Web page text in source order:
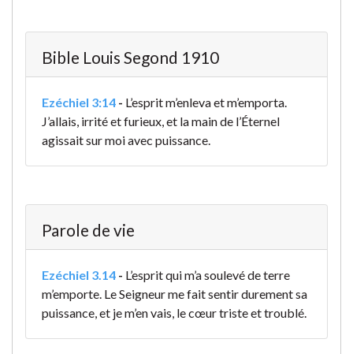
Bible Louis Segond 1910
Ezéchiel 3:14 - L’esprit m’enleva et m’emporta.
J’allais, irrité et furieux, et la main de l’Éternel
agissait sur moi avec puissance.
Parole de vie
Ezéchiel 3.14 - L’esprit qui m’a soulevé de terre
m’emporte. Le Seigneur me fait sentir durement sa
puissance, et je m’en vais, le cœur triste et troublé.